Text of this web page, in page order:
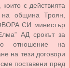
с действията
на община Троян,
СИ министър
АД срокът за
отношение на
на тези договори
поставени пред